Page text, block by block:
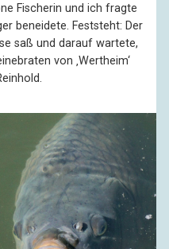
Fischerin und ich fragte
beneidete. Feststeht: Der
saß und darauf wartete,
von ‚Wertheim‘